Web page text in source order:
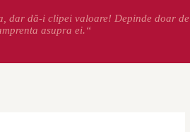
dar dă-i clipei valoare! Depinde doar de
asupra ei.“